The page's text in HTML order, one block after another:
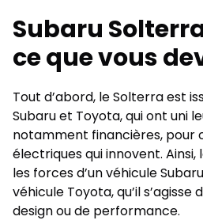
Subaru
ce que vous
Tout d’abord, le Solterra est
Subaru et Toyota, qui ont uni
notamment financières, pour
électriques qui innovent.
les forces d’un véhicule
véhicule Toyota, qu’il s’agisse
design ou de performance.